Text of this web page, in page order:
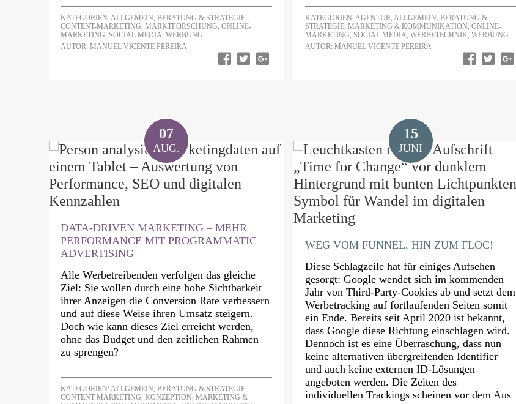
KATEGORIEN:ALLGEMEIN, BERATUNG & STRATEGIE,
CONTENT-MARKETING, MARKTFORSCHUNG, ONLINE-
MARKETING, SOCIAL MEDIA, WERBUNG
AUTOR: MANUEL VICENTE PEREIRA
KATEGORIEN:AGENTUR,ALLGEMEIN,BERATUNG &
STRATEGIE,MARKETING & KOMMUNIKATION,ONLINE-
MARKETING, SOCIAL MEDIA,WERBETECHNIK,WERBUNG
AUTOR: MANUEL VICENTE PEREIRA
07
AUG.
DATA-DRIVEN MARKETING – MEHR
PERFORMANCE MIT PROGRAMMATIC
ADVERTISING
Alle Werbetreibenden verfolgen das gleiche
Ziel: Sie wollen durch eine hohe Sichtbarkeit
ihrer Anzeigen die Conversion Rate verbessern
und auf diese Weise ihren Umsatz steigern.
Doch wie kann dieses Ziel erreicht werden,
ohne das Budget und den zeitlichen Rahmen
zu sprengen?
KATEGORIEN:ALLGEMEIN, BERATUNG & STRATEGIE,
CONTENT-MARKETING, KONZEPTION, MARKETING &
15
JUNI
WEG VOM FUNNEL, HIN ZUM FLOC!
Diese Schlagzeile hat für einiges Aufsehen
gesorgt: Google wendet sich im kommenden
Jahr von Third-Party-Cookies ab und setzt dem
Werbetracking auf fortlaufenden Seiten somit
ein Ende. Bereits seit April 2020 ist bekannt,
dass Google diese Richtung einschlagen wird.
Dennoch ist es eine Überraschung, dass nun
keine alternativen übergreifenden Identifier
und auch keine externen ID-Lösungen
angeboten werden. Die Zeiten des
individuellen Trackings scheinen vor dem Aus